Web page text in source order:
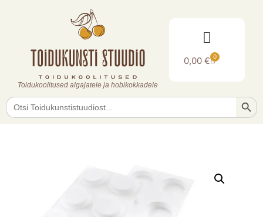
Toidukoolitused algajatele ja hobikokkadele
0,00€ 0
Search
for: